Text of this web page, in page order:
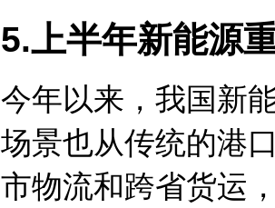
5.上半年新能源
今年以来，我国新
场景也从传统的港
市物流和跨省货运